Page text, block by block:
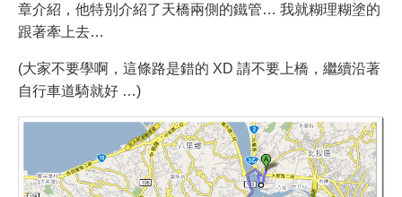
章介紹，他特別介紹了天橋兩側的鐵管… 我就糊理糊塗的
跟著牽上去…
(大家不要學啊，這條路是錯的 XD 請不要上橋，繼續沿著
自行車道騎就好 …)